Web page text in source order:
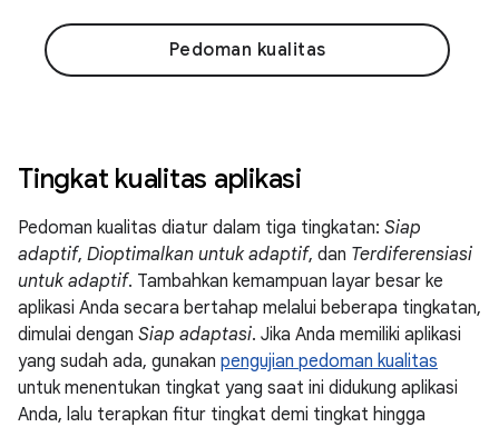
Pedoman kualitas
Tingkat kualitas aplikasi
Pedoman kualitas diatur dalam tiga tingkatan: Siap
adaptif, Dioptimalkan untuk adaptif, dan Terdiferensiasi
untuk adaptif. Tambahkan kemampuan layar besar ke
aplikasi Anda secara bertahap melalui beberapa tingkatan,
dimulai dengan Siap adaptasi. Jika Anda memiliki aplikasi
yang sudah ada, gunakan pengujian pedoman kualitas
untuk menentukan tingkat yang saat ini didukung aplikasi
Anda, lalu terapkan fitur tingkat demi tingkat hingga